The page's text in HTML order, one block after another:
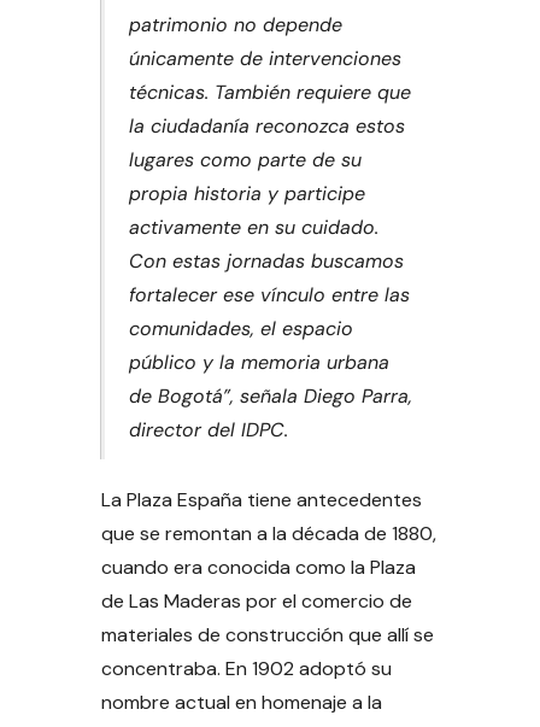
patrimonio no depende
únicamente de intervenciones
técnicas. También requiere que
la ciudadanía reconozca estos
lugares como parte de su
propia historia y participe
activamente en su cuidado.
Con estas jornadas buscamos
fortalecer ese vínculo entre las
comunidades, el espacio
público y la memoria urbana
de Bogotá”, señala Diego Parra,
director del IDPC.
La Plaza España tiene antecedentes
que se remontan a la década de 1880,
cuando era conocida como la Plaza
de Las Maderas por el comercio de
materiales de construcción que allí se
concentraba. En 1902 adoptó su
nombre actual en homenaje a la